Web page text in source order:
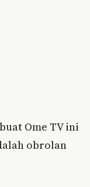
Ome TV ini
obrolan